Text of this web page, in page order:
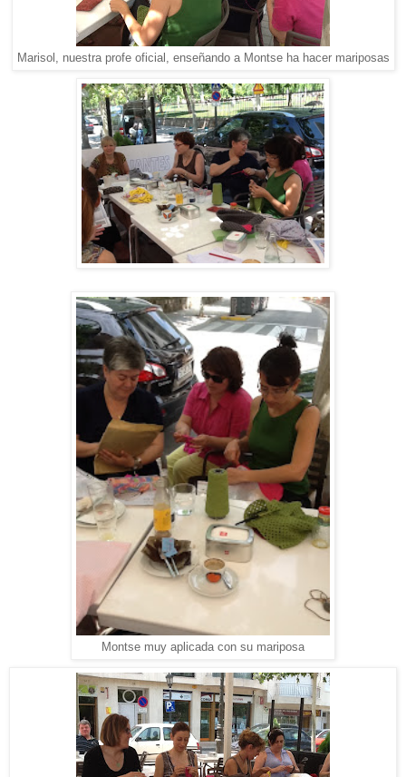
Marisol, nuestra profe oficial, enseñando a Montse ha hacer mariposas
Montse muy aplicada con su mariposa